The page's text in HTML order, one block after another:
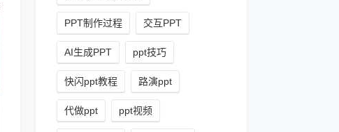
PPT制作过程 交互PPT
AI生成PPT ppt技巧
快闪ppt教程 路演ppt
代做ppt ppt视频